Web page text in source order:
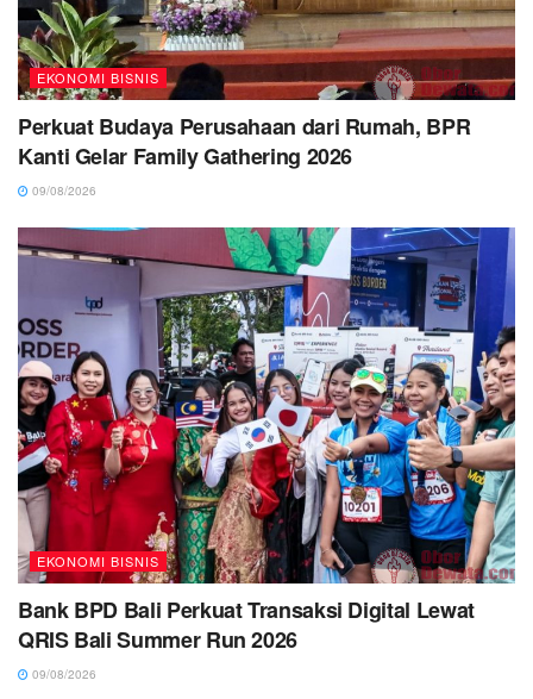
EKONOMI BISNIS
Perkuat Budaya Perusahaan dari Rumah, BPR
Kanti Gelar Family Gathering 2026
09/08/2026
EKONOMI BISNIS
Bank BPD Bali Perkuat Transaksi Digital Lewat
QRIS Bali Summer Run 2026
09/08/2026